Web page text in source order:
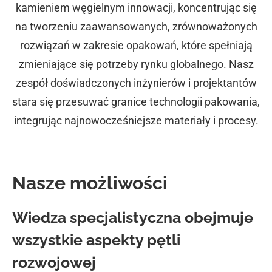
kamieniem węgielnym innowacji, koncentrując się
na tworzeniu zaawansowanych, zrównoważonych
rozwiązań w zakresie opakowań, które spełniają
zmieniające się potrzeby rynku globalnego. Nasz
zespół doświadczonych inżynierów i projektantów
stara się przesuwać granice technologii pakowania,
integrując najnowocześniejsze materiały i procesy.
Nasze możliwości
Wiedza specjalistyczna obejmuje
wszystkie aspekty pętli
rozwojowej